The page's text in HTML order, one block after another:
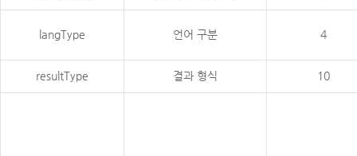
langType 언어 구분 4
resultType 결과 형식 10